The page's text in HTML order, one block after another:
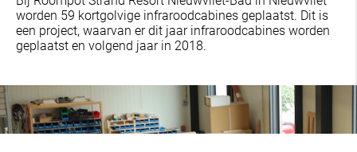
worden 59 kortgolvige infraroodcabines geplaatst. Dit is
een project, waarvan er dit jaar infraroodcabines worden
geplaatst en volgend jaar in 2018.